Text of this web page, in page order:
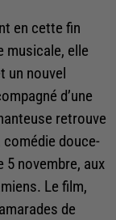
en cette fin
musicale, elle
un nouvel
d’une
retrouve
comédie douce-
5 novembre, aux
Le film,
de